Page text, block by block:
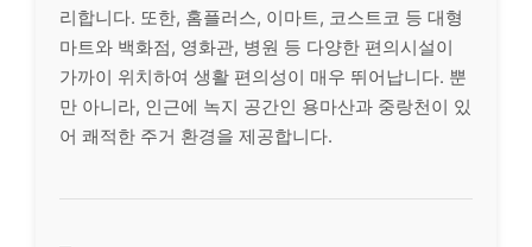
리합니다. 또한, 홈플러스, 이마트, 코스트코 등 대형
마트와 백화점, 영화관, 병원 등 다양한 편의시설이
가까이 위치하여 생활 편의성이 매우 뛰어납니다. 뿐
만 아니라, 인근에 녹지 공간인 용마산과 중랑천이 있
어 쾌적한 주거 환경을 제공합니다.